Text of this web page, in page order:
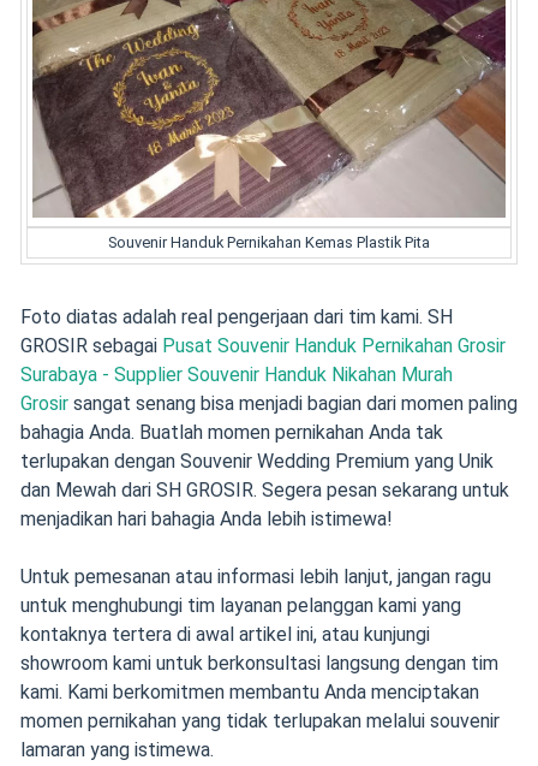
Souvenir Handuk Pernikahan Kemas Plastik Pita
Foto diatas adalah real pengerjaan dari tim kami. SH
GROSIR sebagai Pusat Souvenir Handuk Pernikahan Grosir
Surabaya - Supplier Souvenir Handuk Nikahan Murah
Grosirsangat senang bisa menjadi bagian dari momen paling
bahagia Anda. Buatlah momen pernikahan Anda tak
terlupakan dengan Souvenir Wedding Premium yang Unik
dan Mewah dari SH GROSIR. Segera pesan sekarang untuk
menjadikan hari bahagia Anda lebih istimewa!
Untuk pemesanan atau informasi lebih lanjut, jangan ragu
untuk menghubungi tim layanan pelanggan kami yang
kontaknya tertera di awal artikel ini, atau kunjungi
showroom kami untuk berkonsultasi langsung dengan tim
kami. Kami berkomitmen membantu Anda menciptakan
momen pernikahan yang tidak terlupakan melalui souvenir
lamaran yang istimewa.